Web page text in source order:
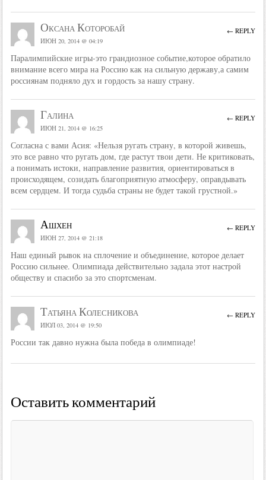
Оксана Которобай
ИЮН 20, 2014 @ 04:19
Паралимпийские игры-это грандиозное событие,которое обратило
внимание всего мира на Россию как на сильную державу,а самим
россиянам подняло дух и гордость за нашу страну.
← REPLY
Галина
ИЮН 21, 2014 @ 16:25
Согласна с вами Асия: «Нельзя ругать страну, в которой живешь,
это все равно что ругать дом, где растут твои дети. Не критиковать,
а понимать истоки, направление развития, ориентироваться в
происходящем, созидать благоприятную атмосферу, оправдывать
всем сердцем. И тогда судьба страны не будет такой грустной.»
← REPLY
Ашхен
ИЮН 27, 2014 @ 21:18
Наш единый рывок на сплочение и объединение, которое делает
Россию сильнее. Олимпиада действительно задала этот настрой
обществу и спасибо за это спортсменам.
← REPLY
Татьяна Колесникова
ИЮЛ 03, 2014 @ 19:50
России так давно нужна была победа в олимпиаде!
← REPLY
Оставить комментарий